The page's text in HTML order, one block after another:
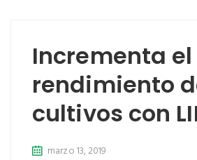
Incrementa el
rendimiento
cultivos con
marzo 13, 2019